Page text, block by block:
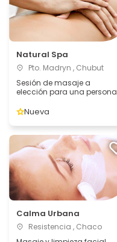
Natural Spa
Pto. Madryn , Chubut
Sesión de masaje a
elección para una persona
Nueva
Calma Urbana
Resistencia , Chaco